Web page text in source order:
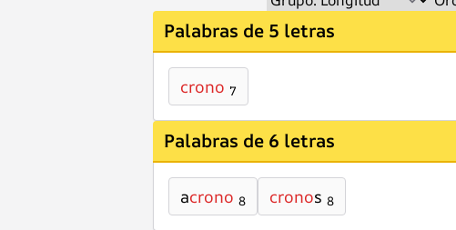
Palabras de 5 letras
crono 7
Palabras de 6 letras
acrono 8 cronos 8